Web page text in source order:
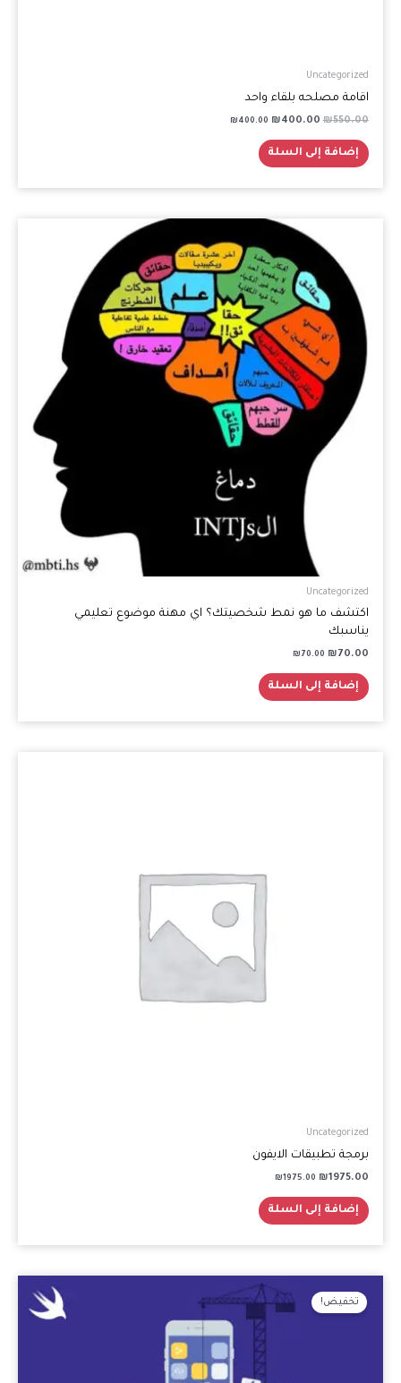
Uncategorized
اقامة مصلحه بلقاء واحد
₪550.00
₪400.00
₪ 400.00
إضافة إلى السلة
Uncategorized
اكتشف ما هو نمط شخصيتك؟ اي مهنة موضوع تعليمي
يناسبك
₪70.00
₪ 70.00
إضافة إلى السلة
Uncategorized
برمجة تطبيقات الايفون
₪1975.00
₪ 1975.00
إضافة إلى السلة
تخفيض!
الأصلي
هو:
السعر
الحالي
₪400.00.